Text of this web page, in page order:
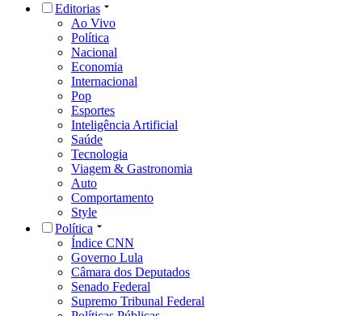
Editorias
Ao Vivo
Política
Nacional
Economia
Internacional
Pop
Esportes
Inteligência Artificial
Saúde
Tecnologia
Viagem & Gastronomia
Auto
Comportamento
Style
Política
Índice CNN
Governo Lula
Câmara dos Deputados
Senado Federal
Supremo Tribunal Federal